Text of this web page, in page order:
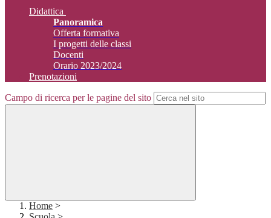
Didattica
Panoramica
Offerta formativa
I progetti delle classi
Docenti
Orario 2023/2024
Prenotazioni
Campo di ricerca per le pagine del sito
Home >